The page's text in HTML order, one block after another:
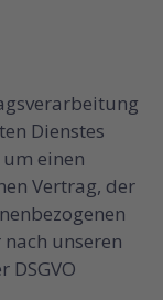
Dienstes
einen
Vertrag, der
unseren